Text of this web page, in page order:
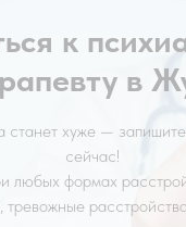
к
в
станет хуже —
сейчас!
любых формах
тревожные